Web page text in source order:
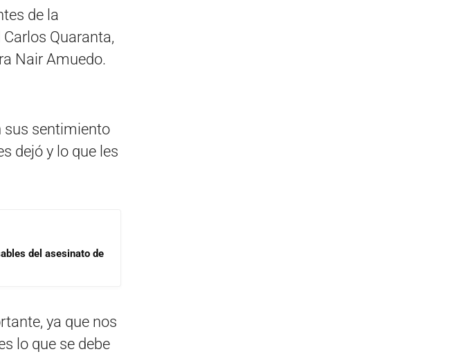
de la
Quaranta,
Nair Amuedo.
sus sentimiento
dejó y lo que les
del asesinato de
ya que nos
lo que se debe